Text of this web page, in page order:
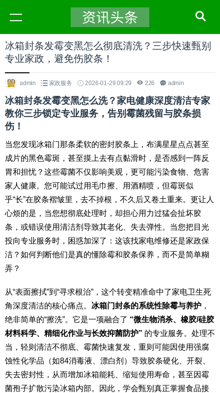
冰箱封条发霉变黑怎么彻底清洗？三步快速甄别
专业家政，避免伤胶条！
admin 家政服务 2026-01-29 09:29 226 admin
冰箱封条发霉变黑怎么洗？家电健康深度清洁专家
教你三步锁定专业服务，告别霉菌残留与胶条损
伤！
当您发现冰箱门那条柔软的密封胶条上，布满星星点点甚至
成片的黑色霉斑，甚至摸上去有点黏滑时，是否感到一阵反
胃和担忧？这些霉菌不仅影响美观，更可能污染食物、危害
家人健康。您可能试过用毛巾擦、用酒精喷，但霉斑似
乎“长”在胶条褶皱里，去不掉根，不久后又卷土重来。更让人
心烦的是，当您想彻底处理时，却担心用力过猛会扯坏胶
条，或错误使用清洁剂导致其老化、失去弹性。当您把目光
投向专业服务时，困惑加深了：这该找家电维修还是家政保
洁？如何判断他们是真的懂除霉和胶条保养，而不是简单糊
弄？
从“表面擦拭”到“寻求根治”，这个转变精准命中了家电卫生死
角深度清洁的核心痛点。 冰箱门封条的系统性除霉与养护 ，
绝非简单的“擦洗”。它是一项融合了 “微生物消杀、橡胶/硅胶
材料科学、精细化作业与长效抑菌防护” 的专业服务。处理不
当，轻则清洁不彻底、霉菌快速复发，重则可能因使用强腐
蚀性化学品（如84消毒液、漂白剂）导致胶条硬化、开裂、
失去密封性，从而增加冰箱能耗、缩短使用寿命，甚至因霉
菌孢子扩散污染冰箱内部。因此，学会甄别真正掌握食品接